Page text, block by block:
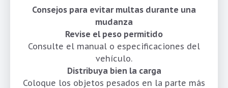
Consejos para evitar multas durante una
mudanza
Revise el peso permitido
Consulte el manual o especificaciones del
vehículo.
Distribuya bien la carga
Coloque los objetos pesados en la parte más